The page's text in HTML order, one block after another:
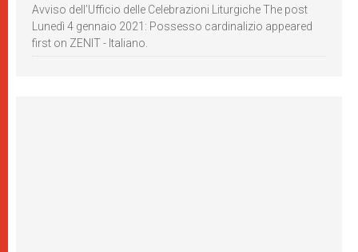
Avviso dell’Ufficio delle Celebrazioni Liturgiche The post
Lunedì 4 gennaio 2021: Possesso cardinalizio appeared
first on ZENIT - Italiano.